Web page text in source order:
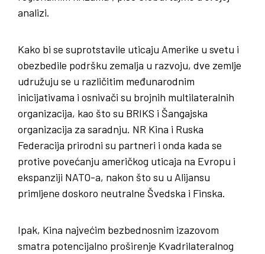
analizi.
Kako bi se suprotstavile uticaju Amerike u svetu i
obezbedile podršku zemalja u razvoju, dve zemlje
udružuju se u različitim međunarodnim
inicijativama i osnivači su brojnih multilateralnih
organizacija, kao što su BRIKS i Šangajska
organizacija za saradnju. NR Kina i Ruska
Federacija prirodni su partneri i onda kada se
protive povećanju američkog uticaja na Evropu i
ekspanziji NATO-a, nakon što su u Alijansu
primljene doskoro neutralne Švedska i Finska.
Ipak, Kina najvećim bezbednosnim izazovom
smatra potencijalno proširenje Kvadrilateralnog